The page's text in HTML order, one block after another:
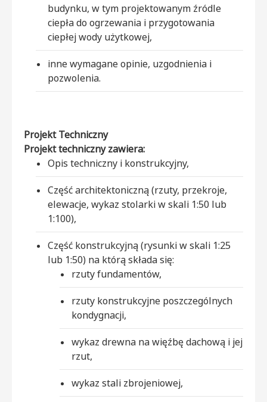
budynku, w tym projektowanym źródle
ciepła do ogrzewania i przygotowania
ciepłej wody użytkowej,
inne wymagane opinie, uzgodnienia i
pozwolenia.
Projekt Techniczny
Projekt techniczny zawiera:
Opis techniczny i konstrukcyjny,
Część architektoniczną (rzuty, przekroje,
elewacje, wykaz stolarki w skali 1:50 lub
1:100),
Część konstrukcyjną (rysunki w skali 1:25
lub 1:50) na którą składa się:
rzuty fundamentów,
rzuty konstrukcyjne poszczególnych
kondygnacji,
wykaz drewna na więźbę dachową i jej
rzut,
wykaz stali zbrojeniowej,